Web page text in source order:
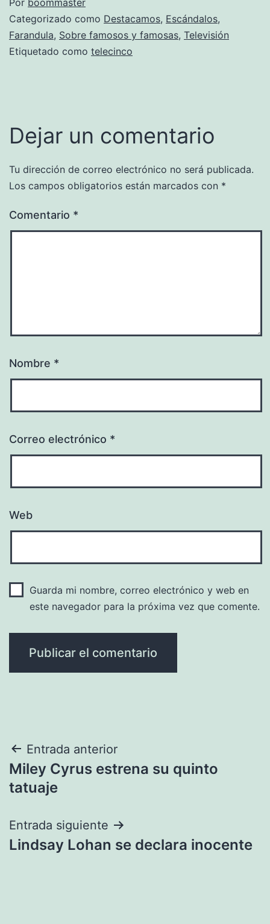
Categorizado como Destacamos, Escándalos,
Farandula, Sobre famosos y famosas, Televisión
Etiquetado como telecinco
Dejar un comentario
Tu dirección de correo electrónico no será publicada.
Los campos obligatorios están marcados con *
Comentario *
Nombre *
Correo electrónico *
Web
Guarda mi nombre, correo electrónico y web en
este navegador para la próxima vez que comente.
Navegación
de
Entrada anterior
Miley Cyrus estrena su quinto
tatuaje
Entrada siguiente
Lindsay Lohan se declara inocente